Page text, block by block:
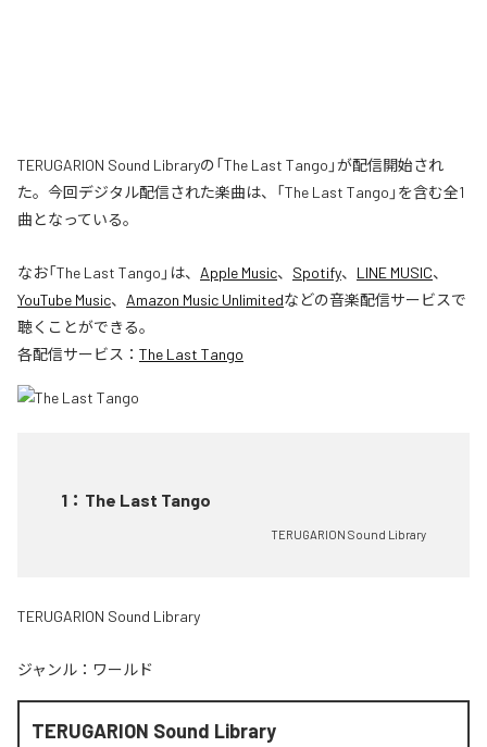
TERUGARION Sound Libraryの「The Last Tango」が配信開始され
た。今回デジタル配信された楽曲は、「The Last Tango」を含む全1
曲となっている。
なお「The Last Tango 」は、 Apple Music、 Spotify、 LINE MUSIC、
YouTube Music、 Amazon Music Unlimitedなどの音楽配信サービスで
聴くことができる。
各配信サービス： The Last Tango
1 ： The Last Tango
TERUGARION Sound Library
TERUGARION Sound Library
ジャンル： ワールド
TERUGARION Sound Library